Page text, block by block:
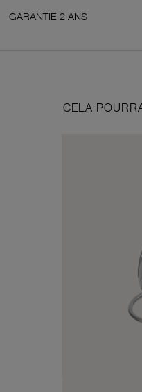
2 ANS SERVICES
CELA